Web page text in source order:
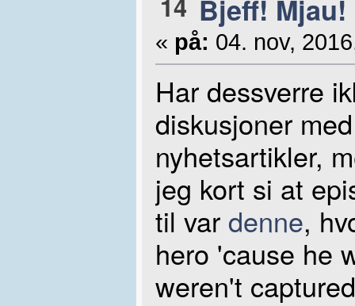
Bjeff! Mjau!
« på: 04. nov,
Har dessverre
diskusjoner
nyhetsartikler,
jeg kort si at
til var denne,
hero 'cause he
weren't